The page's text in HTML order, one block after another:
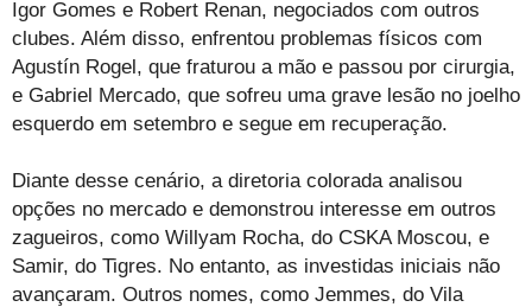
Igor Gomes e Robert Renan, negociados com outros
clubes. Além disso, enfrentou problemas físicos com
Agustín Rogel, que fraturou a mão e passou por cirurgia,
e Gabriel Mercado, que sofreu uma grave lesão no joelho
esquerdo em setembro e segue em recuperação.
Diante desse cenário, a diretoria colorada analisou
opções no mercado e demonstrou interesse em outros
zagueiros, como Willyam Rocha, do CSKA Moscou, e
Samir, do Tigres. No entanto, as investidas iniciais não
avançaram. Outros nomes, como Jemmes, do Vila